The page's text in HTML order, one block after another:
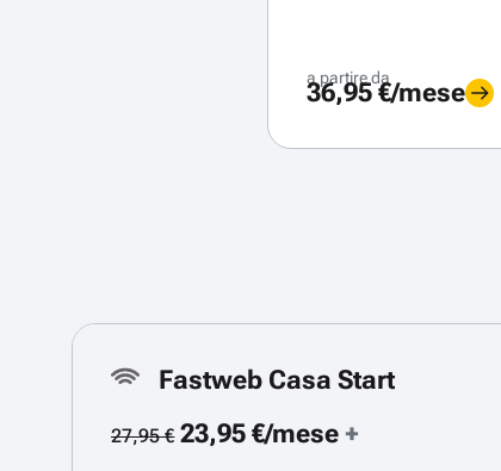
a partire da
36,95 €/mese
Fastweb Casa Start
27,95 €23,95 €/mese +